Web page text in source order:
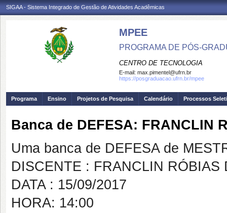
SIGAA - Sistema Integrado de Gestão de Atividades Acadêmicas
MPEE
PROGRAMA DE PÓS-
CENTRO DE TECNOLOGIA
E-mail: max.pimentel@ufrn.br
https://posgraduacao.ufrn.br/mpee
Programa Ensino Projetos de Pesquisa Calendário Processos
Banca de DEFESA: FRANCLIN
Uma banca de DEFESA de
DISCENTE : FRANCLIN RÓBIAS
DATA : 15/09/2017
HORA: 14:00